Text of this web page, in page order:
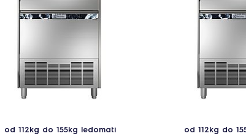
od 112kg do 155kg ledomati od 112kg do